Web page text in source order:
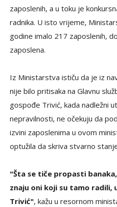
zaposlenih, a u toku je
radnika. U isto vrijeme,
godine imalo 217 zaposlenih,
zaposlena.
Iz Ministarstva ističu da je iz
nije bilo pritisaka na Glavnu
gospođe Trivić, kada nadležni
nepravilnosti, ne očekuju da
izvini zaposlenima u ovom
optužila da skriva stvarno
"Šta se tiče propasti
znaju oni koji su tamo radili,
Trivić", kažu u resornom